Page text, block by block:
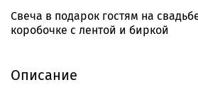
Свеча в подарок гостям на
коробочке с лентой и биркой
Описание